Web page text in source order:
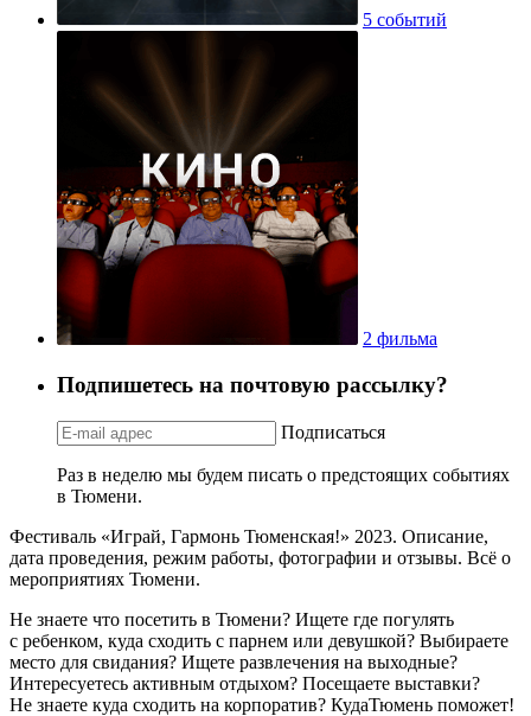
5 событий
2 фильма
Подпишетесь на почтовую рассылку?
Подписаться
Раз в неделю мы будем писать о предстоящих событиях
в Тюмени.
Фестиваль «Играй, Гармонь Тюменская!» 2023. Описание,
дата проведения, режим работы, фотографии и отзывы. Всё о
мероприятиях Тюмени.
Не знаете что посетить в Тюмени? Ищете где погулять
с ребенком, куда сходить с парнем или девушкой? Выбираете
место для свидания? Ищете развлечения на выходные?
Интересуетесь активным отдыхом? Посещаете выставки?
Не знаете куда сходить на корпоратив? КудаТюмень поможет!